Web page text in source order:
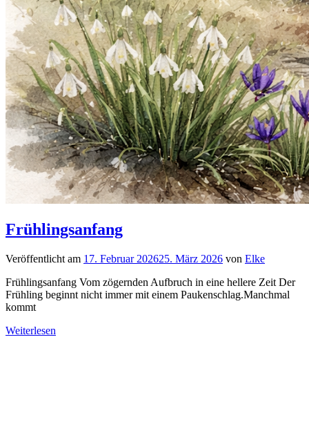
Frühlingsanfang
Veröffentlicht am 17. Februar 202625. März 2026 von Elke
Frühlingsanfang Vom zögernden Aufbruch in eine hellere Zeit Der
Frühling beginnt nicht immer mit einem Paukenschlag.Manchmal
kommt
Weiterlesen